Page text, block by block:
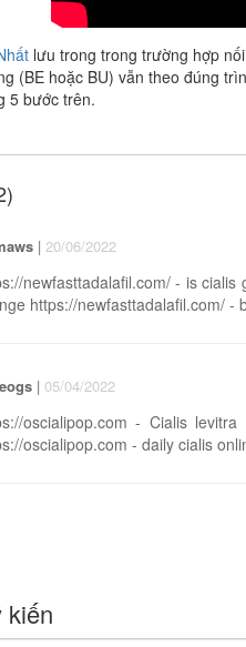
lưu trong trong trường hợp
(BE hoặc BU) vẫn theo đúng
5 bước trên.
| 20/06/2022
newfasttadalafil.com/ - is
https://newfasttadalafil.com/ -
| 05/04/2022
oscialipop.com - Cialis
oscialipop.com - daily cialis
kiến